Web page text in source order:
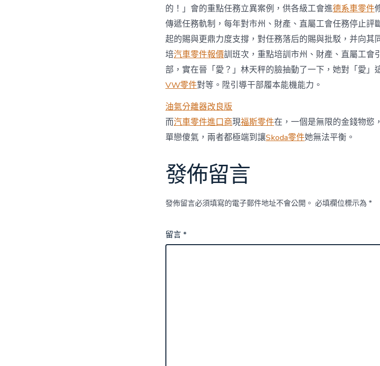
的！」會的重點任務立異案例，供各級工會進德系車零件
傳遞任務軌制，每年對市州、財產、直屬工會任務停止評
起的賜與更鼎力度支撐，對任務落后的賜與批駁，并向其
培汽車零件報價訓班次，重點培訓市州、財產、直屬工會
部，實在晉「愛？」林天秤的臉抽動了一下，她對「愛」
VW零件對等。陞引導干部履本能機能力。
油氣分離器改良版
而汽車零件進口商現福斯零件在，一個是無限的金錢物慾
單戀傻氣，兩者都極端到讓Skoda零件她無法平衡。
發佈留言
發佈留言必須填寫的電子郵件地址不會公開。 必填欄位標示為 *
留言*